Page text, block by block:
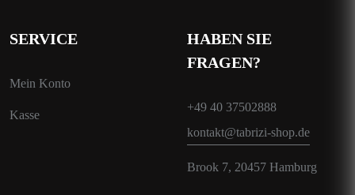
SERVICE
Mein Konto
Kasse
HABEN SIE
FRAGEN?
+49 40 37502888
kontakt@tabrizi-shop.de
Brook 7, 20457 Hamburg